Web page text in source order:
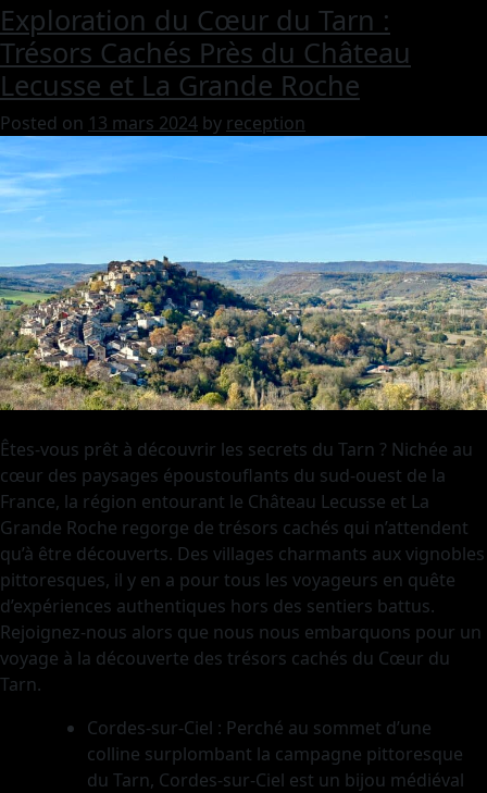
Exploration du Cœur du Tarn :
Trésors Cachés Près du Château
Lecusse et La Grande Roche
Posted on 13 mars 2024 by reception
Êtes-vous prêt à découvrir les secrets du Tarn ? Nichée au
cœur des paysages époustouflants du sud-ouest de la
France, la région entourant le Château Lecusse et La
Grande Roche regorge de trésors cachés qui n’attendent
qu’à être découverts. Des villages charmants aux vignobles
pittoresques, il y en a pour tous les voyageurs en quête
d’expériences authentiques hors des sentiers battus.
Rejoignez-nous alors que nous nous embarquons pour un
voyage à la découverte des trésors cachés du Cœur du
Tarn.
Cordes-sur-Ciel : Perché au sommet d’une
colline surplombant la campagne pittoresque
du Tarn, Cordes-sur-Ciel est un bijou médiéval